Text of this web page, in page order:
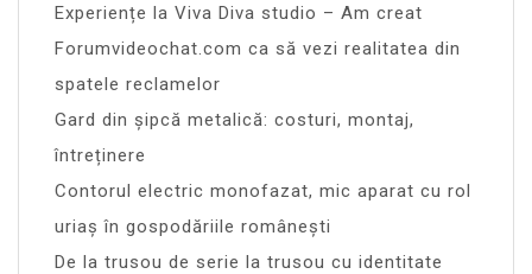
Experiențe la Viva Diva studio – Am creat
Forumvideochat.com ca să vezi realitatea din
spatele reclamelor
Gard din șipcă metalică: costuri, montaj,
întreținere
Contorul electric monofazat, mic aparat cu rol
uriaș în gospodăriile românești
De la trusou de serie la trusou cu identitate